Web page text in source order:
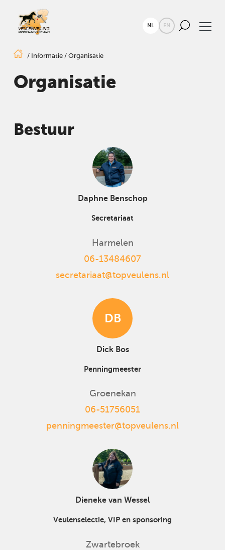
NL EN
/ Informatie/ Organisatie
Organisatie
Bestuur
Daphne Benschop
Secretariaat
Harmelen
06-13484607
secretariaat@topveulens.nl
DB
Dick Bos
Penningmeester
Groenekan
06-51756051
penningmeester@topveulens.nl
Dieneke van Wessel
Veulenselectie, VIP en sponsoring
Zwartebroek